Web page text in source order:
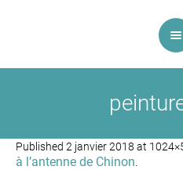
Published 2 janvier 2018 at
à l’antenne de Chinon